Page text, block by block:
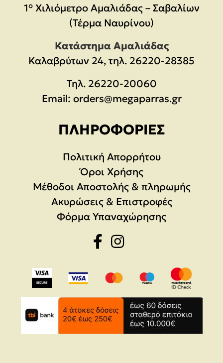
1° Χιλιόμετρο Αμαλιάδας – Σαβαλίων
(Τέρμα Ναυρίνου)
Κατάστημα Αμαλιάδας
Καλαβρύτων 24, τηλ. 26220-28385
Τηλ. 26220-20060
Email: orders@megaparras.gr
ΠΛΗΡΟΦΟΡΊΕΣ
Πολιτική Απορρήτου
Όροι Χρήσης
Μέθοδοι Αποστολής & πληρωμής
Ακυρώσεις & Επιστροφές
Φόρμα Υπαναχώρησης